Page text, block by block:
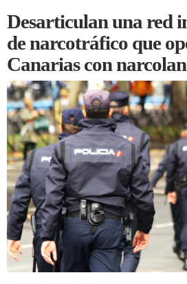
Desarticulan una red
de narcotráfico que
Canarias con